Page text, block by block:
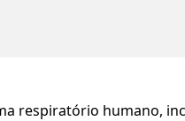
respiratório humano,